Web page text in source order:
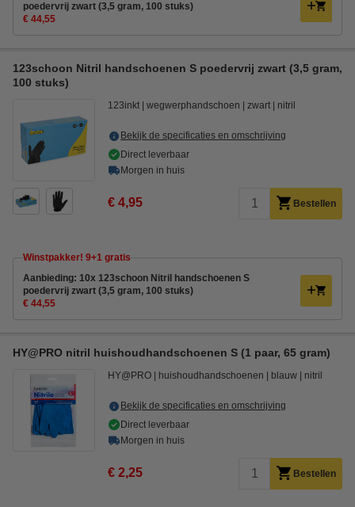
poedervrij zwart (3,5 gram, 100 stuks)
€ 44,55
123schoon Nitril handschoenen S poedervrij zwart (3,5 gram,
100 stuks)
123inkt wegwerphandschoen zwart nitril
Bekijk de specificaties en omschrijving
Direct leverbaar
Morgen in huis
€ 4,95 Bestellen
Winstpakker! 9+1 gratis
Aanbieding: 10x 123schoon Nitril handschoenen S
poedervrij zwart (3,5 gram, 100 stuks)
€ 44,55
HY@PRO nitril huishoudhandschoenen S (1 paar, 65 gram)
HY@PRO huishoudhandschoenen blauw nitril
Bekijk de specificaties en omschrijving
Direct leverbaar
Morgen in huis
€ 2,25 Bestellen